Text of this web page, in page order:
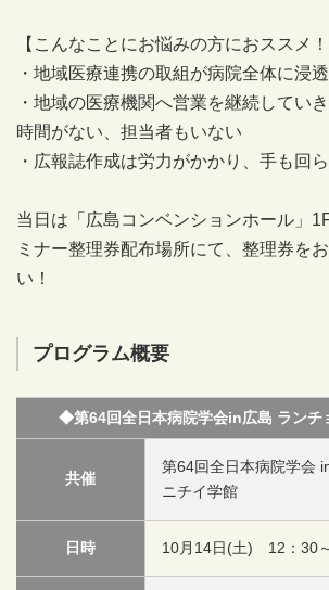
【こんなことにお悩みの方におススメ！
・地域医療連携の取組が病院全体に浸
・地域の医療機関へ営業を継続してい
時間がない、担当者もいない
・広報誌作成は労力がかかり、手も回
当日は「広島コンベンションホール」
ミナー整理券配布場所にて、整理券を
い！
プログラム概要
◆第64回全日本病院学会in広島 ラン
共催
第64回全日本病院学会
ニチイ学館
日時 10月14日(土) 12：30